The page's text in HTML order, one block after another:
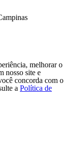
melhorar o
nosso site e
concorda com o
a Política de